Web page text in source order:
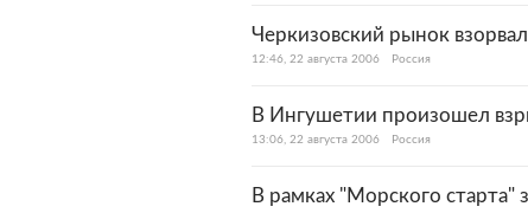
Черкизовский рынок
12:46, 22 августа 2006 Россия
В Ингушетии произошел
13:06, 22 августа 2006 Россия
В рамках "Морского